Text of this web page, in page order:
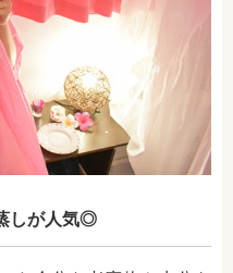
しが人気◎